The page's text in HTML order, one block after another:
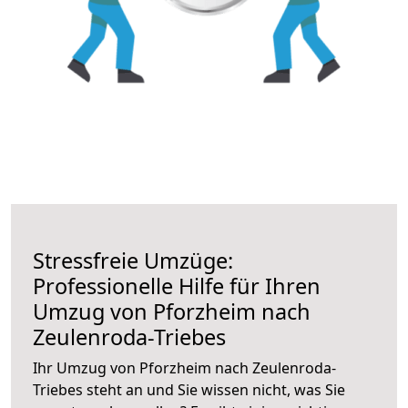
Stressfreie Umzüge:
Professionelle Hilfe für Ihren
Umzug von Pforzheim nach
Zeulenroda-Triebes
Ihr Umzug von Pforzheim nach Zeulenroda-
Triebes steht an und Sie wissen nicht, was Sie